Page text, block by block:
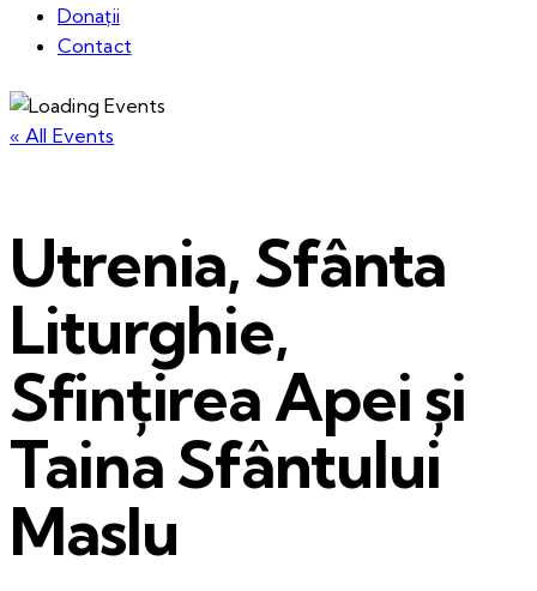
Donații
Contact
« All Events
Utrenia, Sfânta
Liturghie,
Sfințirea Apei și
Taina Sfântului
Maslu